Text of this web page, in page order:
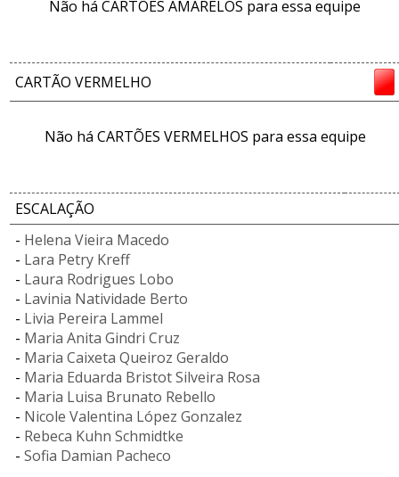
Não há CARTÕES AMARELOS para essa equipe
CARTÃO VERMELHO
Não há CARTÕES VERMELHOS para essa equipe
ESCALAÇÃO
- Helena Vieira Macedo
- Lara Petry Kreff
- Laura Rodrigues Lobo
- Lavinia Natividade Berto
- Livia Pereira Lammel
- Maria Anita Gindri Cruz
- Maria Caixeta Queiroz Geraldo
- Maria Eduarda Bristot Silveira Rosa
- Maria Luisa Brunato Rebello
- Nicole Valentina López Gonzalez
- Rebeca Kuhn Schmidtke
- Sofia Damian Pacheco